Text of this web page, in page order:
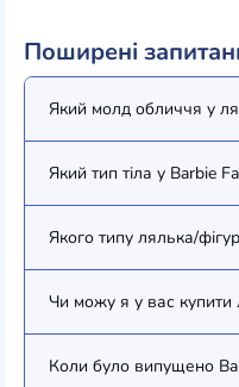
Поширені
Який молд обличчя у
Який тип тіла у Barbie
Якого типу лялька/
Чи можу я у вас купити
Коли було випущено